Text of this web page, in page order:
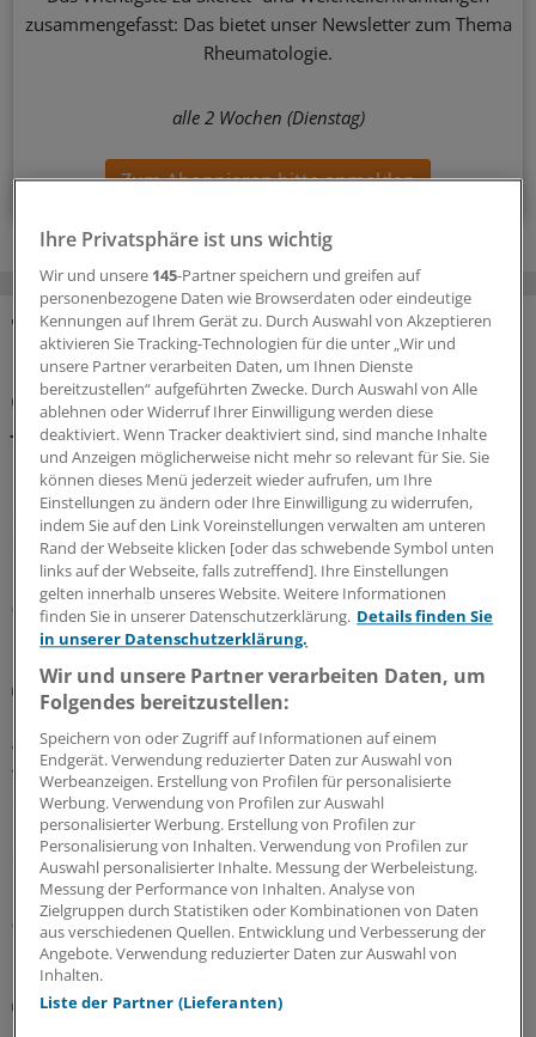
zusammengefasst: Das bietet unser Newsletter zum Thema
Rheumatologie.
alle 2 Wochen (Dienstag)
Zum Abonnieren bitte anmelden
MEHR ZUM THEMA
Oft spät diagnostiziert und verzögert behandelt
Juvenile idiopathische Arthritis: Bereits Babys
können Rheuma bekommen
Es geschieht äußerst selten, trotzdem können sich
entzündlich-rheumatische Erkrankungen auch bei
Säuglingen manifestieren. Dabei ist besonders an
monogenetische Krankheitsbilder zu denken.
07.08.2026
Mögliche frühe Manifestation
Erst das trockene Auge – dann die
Autoimmunerkrankung?
Trockene Augen können ein Hinweis auf eine
entstehende Autoimmunerkrankung sein – etwa
rheumatoide Arthritis oder Sjögren-Syndrom. In einer
Studie aus Taiwan gingen die Augenbeschwerden der
Diagnose im Schnitt drei Jahre voraus.
06.08.2026
Aktuelle Studie
Ihre Privatsphäre ist uns wichtig
Wir und unsere 145-Partner speichern und greifen auf
personenbezogene Daten wie Browserdaten oder eindeutige
Kennungen auf Ihrem Gerät zu. Durch Auswahl von Akzeptieren
aktivieren Sie Tracking-Technologien für die unter „Wir und
unsere Partner verarbeiten Daten, um Ihnen Dienste
bereitzustellen“ aufgeführten Zwecke. Durch Auswahl von Alle
ablehnen oder Widerruf Ihrer Einwilligung werden diese
deaktiviert. Wenn Tracker deaktiviert sind, sind manche Inhalte
und Anzeigen möglicherweise nicht mehr so relevant für Sie. Sie
können dieses Menü jederzeit wieder aufrufen, um Ihre
Einstellungen zu ändern oder Ihre Einwilligung zu widerrufen,
indem Sie auf den Link Voreinstellungen verwalten am unteren
Rand der Webseite klicken [oder das schwebende Symbol unten
links auf der Webseite, falls zutreffend]. Ihre Einstellungen
gelten innerhalb unseres Website. Weitere Informationen
finden Sie in unserer Datenschutzerklärung. Details finden Sie
in unserer Datenschutzerklärung.
Wir und unsere Partner verarbeiten Daten, um
Folgendes bereitzustellen:
Speichern von oder Zugriff auf Informationen auf einem
Endgerät. Verwendung reduzierter Daten zur Auswahl von
Werbeanzeigen. Erstellung von Profilen für personalisierte
Werbung. Verwendung von Profilen zur Auswahl
personalisierter Werbung. Erstellung von Profilen zur
Personalisierung von Inhalten. Verwendung von Profilen zur
Auswahl personalisierter Inhalte. Messung der Werbeleistung.
Messung der Performance von Inhalten. Analyse von
Zielgruppen durch Statistiken oder Kombinationen von Daten
aus verschiedenen Quellen. Entwicklung und Verbesserung der
Angebote. Verwendung reduzierter Daten zur Auswahl von
Inhalten.
Liste der Partner (Lieferanten)